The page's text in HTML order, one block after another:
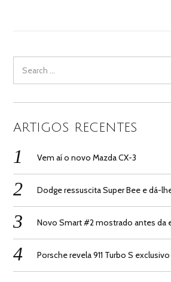
for:
ARTIGOS RECENTES
Vem aí o novo Mazda CX-3
Dodge ressuscita Super Bee e dá-
Novo Smart #2 mostrado antes da
Porsche revela 911 Turbo S exclusivo